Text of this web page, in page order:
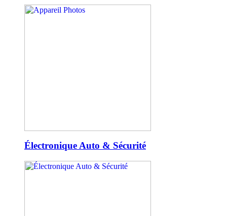
Électronique Auto & Sécurité